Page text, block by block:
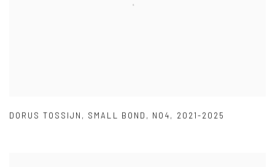
DORUS TOSSIJN , SMALL BOND , NO4, 2021-2025